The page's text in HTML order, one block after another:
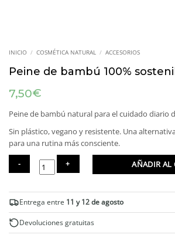
INICIO / COSMÉTICA NATURAL / ACCESORIOS
Peine de bambú 100%
7,50€
Peine de bambú natural para el cuidado diario
Sin plástico, vegano y resistente. Una
para una rutina más consciente.
de
bambú
100%
sostenible
AÑADIR AL
Entrega entre 11 y 12 de agosto
Devoluciones gratuitas